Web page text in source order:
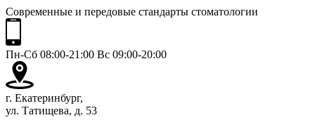
Современные и передовые стандарты стоматологии
Пн-Сб 08:00-21:00 Вс 09:00-20:00
г. Екатеринбург,
ул. Татищева, д. 53